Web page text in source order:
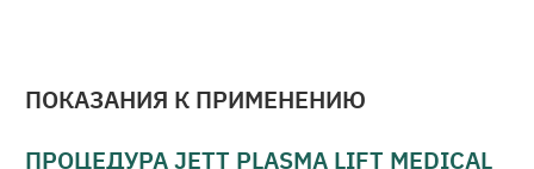
ПОКАЗАНИЯ К ПРИМЕНЕНИЮ
ПРОЦЕДУРА JETT PLASMA LIFT MEDICAL